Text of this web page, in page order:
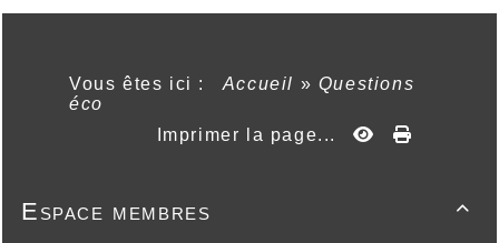
Vous êtes ici : Accueil » Questions
éco
Imprimer la page...

Espace membres